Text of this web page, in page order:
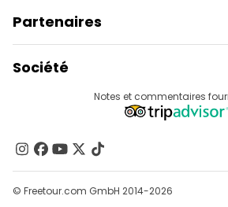
Partenaires
Connexion Du Fournisseur
Programme D’affiliation
Société
Contactez-Nous
Groupes
Aide
Notes et commentaires
© Freetour.com GmbH 2014-2026